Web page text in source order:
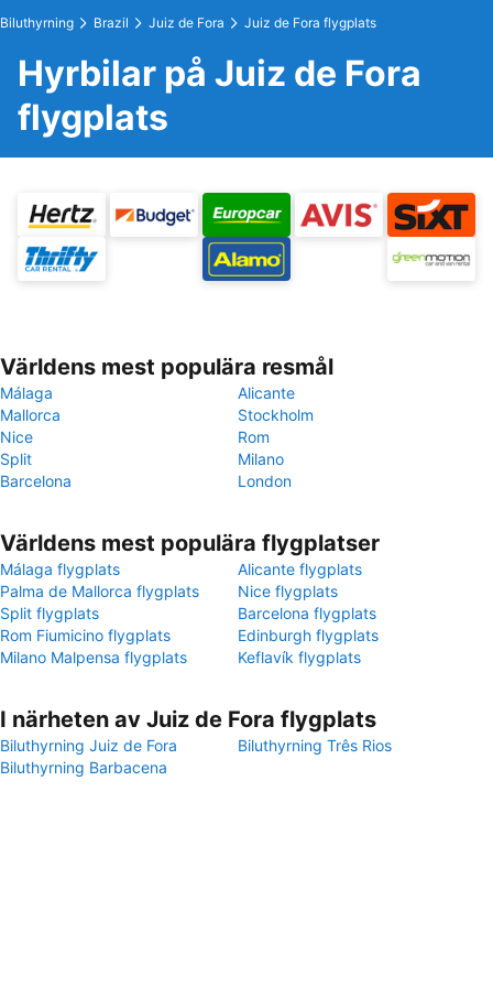
Biluthyrning Brazil Juiz de Fora Juiz de Fora flygplats
Hyrbilar på Juiz de Fora
flygplats
Världens mest populära resmål
Málaga
Alicante
Mallorca
Stockholm
Nice
Rom
Split
Milano
Barcelona
London
Världens mest populära flygplatser
Málaga flygplats
Alicante flygplats
Palma de Mallorca flygplats
Nice flygplats
Split flygplats
Barcelona flygplats
Rom Fiumicino flygplats
Edinburgh flygplats
Milano Malpensa flygplats
Keflavík flygplats
I närheten av Juiz de Fora flygplats
Biluthyrning Juiz de Fora
Biluthyrning Três Rios
Biluthyrning Barbacena